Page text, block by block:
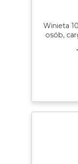
Winieta
osób,